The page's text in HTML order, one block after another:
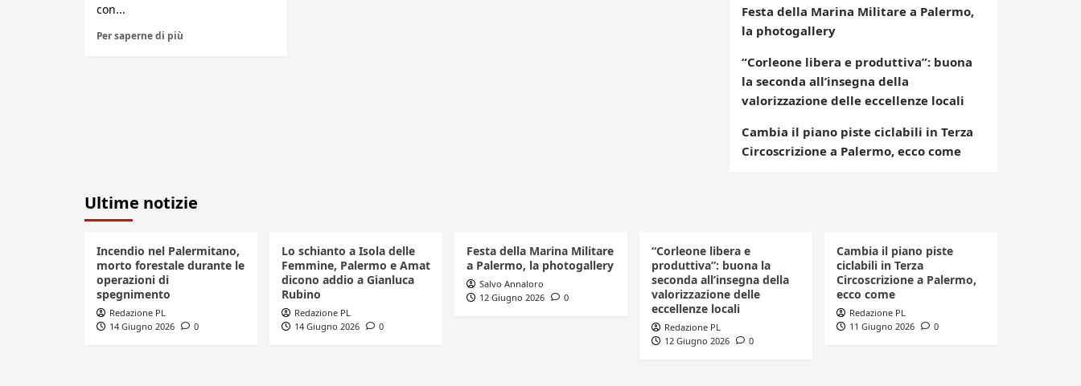
con...
Per saperne di più
Festa della Marina Militare a Palermo,
la photogallery
“Corleone libera e produttiva”: buona
la seconda all’insegna della
valorizzazione delle eccellenze locali
Cambia il piano piste ciclabili in Terza
Circoscrizione a Palermo, ecco come
Ultime notizie
Incendio nel Palermitano,
morto forestale durante le
operazioni di
spegnimento
Redazione PL
14 Giugno 2026
0
Lo schianto a Isola delle
Femmine, Palermo e Amat
dicono addio a Gianluca
Rubino
Redazione PL
14 Giugno 2026
0
Festa della Marina Militare
a Palermo, la photogallery
Salvo Annaloro
12 Giugno 2026
0
“Corleone libera e
produttiva”: buona la
seconda all’insegna della
valorizzazione delle
eccellenze locali
Redazione PL
12 Giugno 2026
0
Cambia il piano piste
ciclabili in Terza
Circoscrizione a Palermo,
ecco come
Redazione PL
11 Giugno 2026
0